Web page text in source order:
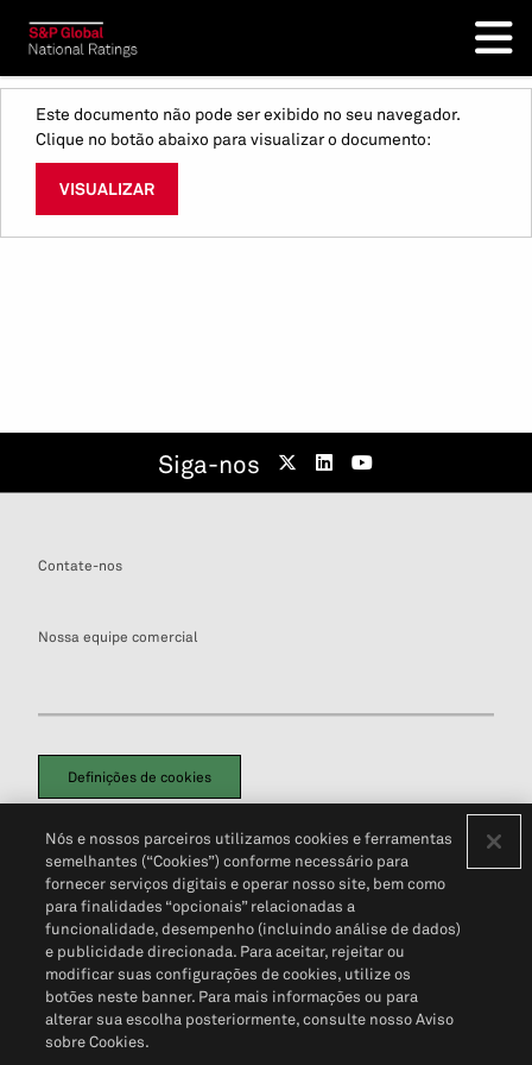
Este documento não pode ser exibido no seu navegador.
Clique no botão abaixo para visualizar o documento:
VISUALIZAR
Siga-nos
Contate-nos
Nossa equipe comercial
Definições de cookies
Política de PrivacidadePortal de privacidade do cliente (em inglês)
Não Venda Minhas Informações Pessoais© 2026 S&P Global
Nós e nossos parceiros utilizamos cookies e ferramentas
semelhantes (“Cookies”) conforme necessário para
fornecer serviços digitais e operar nosso site, bem como
para finalidades “opcionais” relacionadas a
funcionalidade, desempenho (incluindo análise de dados)
e publicidade direcionada. Para aceitar, rejeitar ou
modificar suas configurações de cookies, utilize os
botões neste banner. Para mais informações ou para
alterar sua escolha posteriormente, consulte nosso Aviso
sobre Cookies.